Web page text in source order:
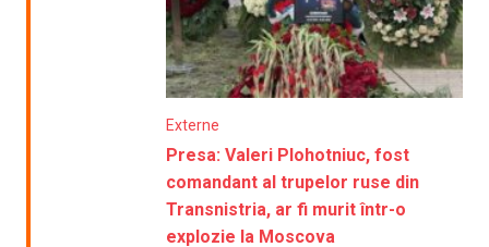
Externe
Presa: Valeri Plohotniuc, fost
comandant al trupelor ruse din
Transnistria, ar fi murit într-o
explozie la Moscova